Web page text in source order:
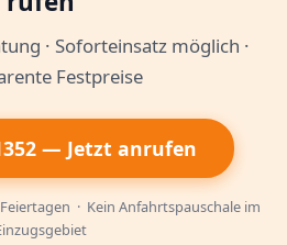
· Soforteinsatz möglich ·
Festpreise
— Jetzt anrufen
· Kein Anfahrtspauschale im